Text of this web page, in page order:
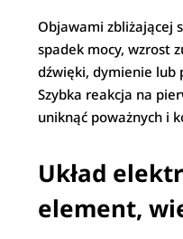
Objawami zbliżającej
spadek mocy, wzrost
dźwięki, dymienie lub
Szybka reakcja na
uniknąć poważnych i
Układ
element,